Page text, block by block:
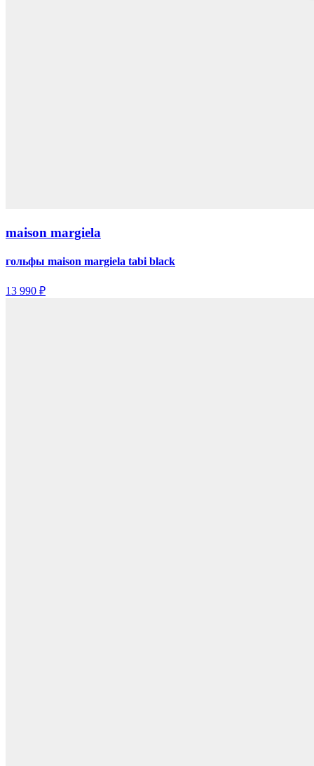
maison margiela
гольфы maison margiela tabi black
13 990 ₽